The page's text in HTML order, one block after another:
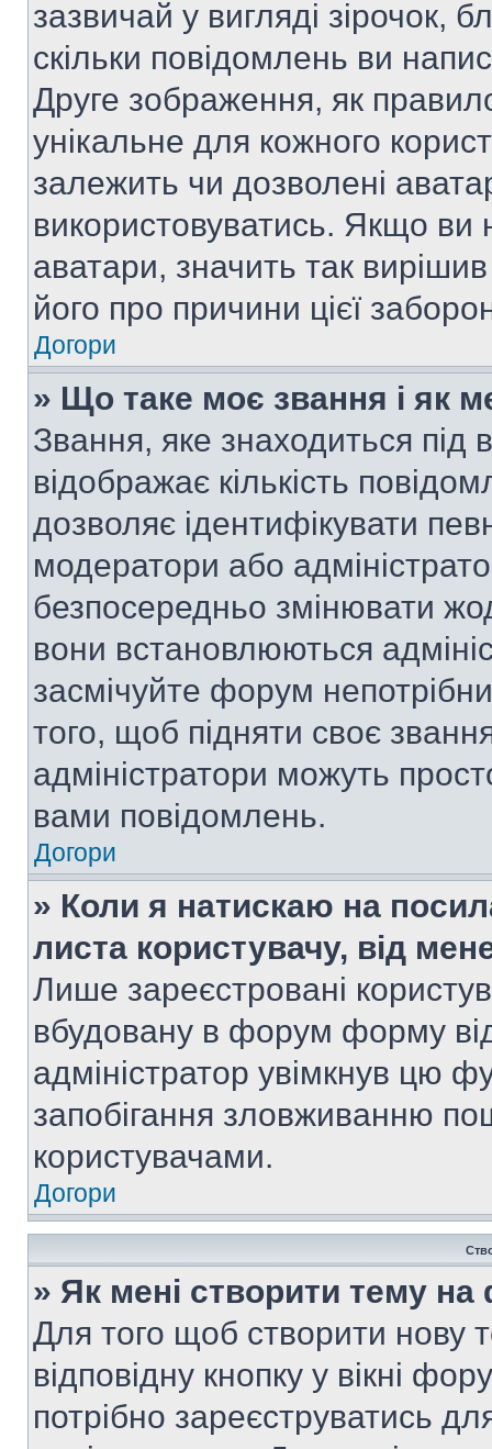
зазвичай у вигляді зірочок,
скільки повідомлень ви
Друге зображення, як
унікальне для кожного
залежить чи дозволені
використовуватись. Якщо ви
аватари, значить так
його про причини цієї
Догори
» Що таке моє звання і як
Звання, яке знаходиться
відображає кількість
дозволяє ідентифікувати
модератори або
безпосередньо змінювати
вони встановлюються
засмічуйте форум
того, щоб підняти своє
адміністратори можуть
вами повідомлень.
Догори
» Коли я натискаю на
листа користувачу, від
Лише зареєстровані
вбудовану в форум форму
адміністратор увімкнув цю
запобігання зловживанню
користувачами.
Догори
» Як мені створити тему на
Для того щоб створити нову
відповідну кнопку у вікні
потрібно зареєструватись